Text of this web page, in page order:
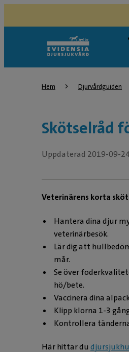
Hem Djurvårdguiden
Skötselråd
Uppdaterad 2019-09-
Veterinärens korta
Hantera dina djur
veterinärbesök.
Lär dig att
mår.
Se över
hö/bete.
Vaccinera dina
Klipp klorna 1-3
Kontrollera
Här hittar du